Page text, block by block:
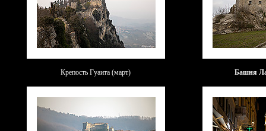
Крепость Гуаита (март) Башня